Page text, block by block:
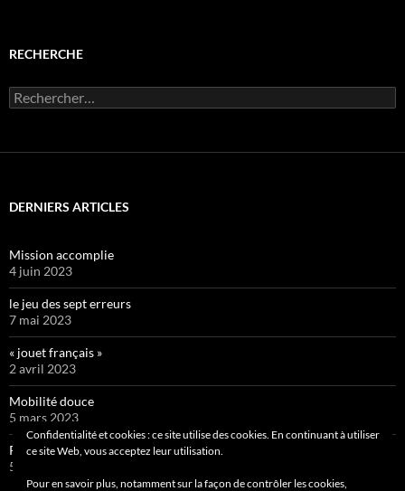
RECHERCHE
Rechercher :
DERNIERS ARTICLES
Mission accomplie
4 juin 2023
le jeu des sept erreurs
7 mai 2023
« jouet français »
2 avril 2023
Mobilité douce
5 mars 2023
Pipelette 9
5 février 2023
Confidentialité et cookies : ce site utilise des cookies. En continuant à utiliser
ce site Web, vous acceptez leur utilisation.
Pour en savoir plus, notamment sur la façon de contrôler les cookies,